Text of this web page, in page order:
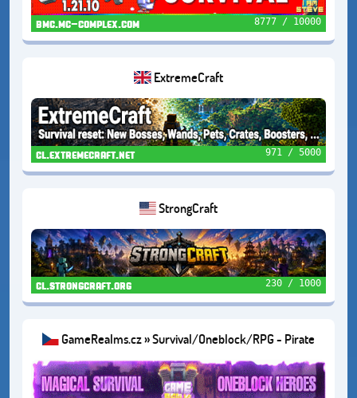
bmc.mc-complex.com 8777 / 10000
ExtremeCraft
cl.extremecraft.net 971 / 5000
StrongCraft
cl.strongcraft.org 230 / 1000
GameRealms.cz » Survival/Oneblock/RPG - Pirate
Event🦜1.21.11+